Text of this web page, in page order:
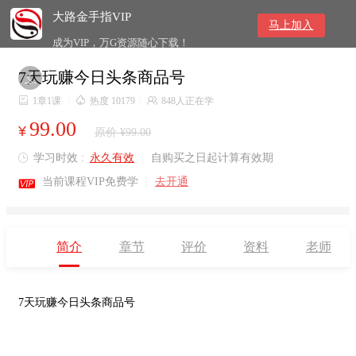
大路金手指VIP
成为VIP，万G资源随心下载！
马上加入

7天玩赚今日头条商品号
 1章1课  热度 10179  848人正在学
¥ 99.00 原价 ¥99.00
 学习时效 : 永久有效 自购买之日起计算有效期
 当前课程VIP免费学 去开通
简介 章节 评价 资料 老师
7天玩赚今日头条商品号